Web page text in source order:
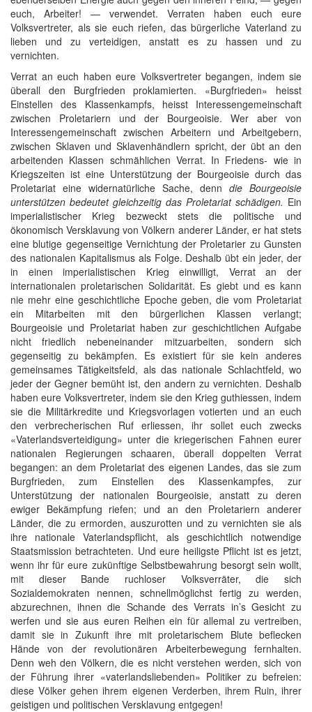
euch, Arbeiter! — verwendet. Verraten haben euch eure
Volksvertreter, als sie euch riefen, das bürgerliche Vaterland zu
lieben und zu verteidigen, anstatt es zu hassen und zu
vernichten.
Verrat an euch haben eure Volksvertreter begangen, indem sie
überall den Burgfrieden proklamierten. «Burgfrieden» heisst
Einstellen des Klassenkampfs, heisst Interessengemeinschaft
zwischen Proletariern und der Bourgeoisie. Wer aber von
Interessengemeinschaft zwischen Arbeitern und Arbeitgebern,
zwischen Sklaven und Sklavenhändlern spricht, der übt an den
arbeitenden Klassen schmählichen Verrat. In Friedens- wie in
Kriegszeiten ist eine Unterstützung der Bourgeoisie durch das
Proletariat eine widernatürliche Sache, denn die Bourgeoisie
unterstützen bedeutet gleichzeitig das Proletariat schädigen. Ein
imperialistischer Krieg bezweckt stets die politische und
ökonomisch Versklavung von Völkern anderer Länder, er hat stets
eine blutige gegenseitige Vernichtung der Proletarier zu Gunsten
des nationalen Kapitalismus als Folge. Deshalb übt ein jeder, der
in einen imperialistischen Krieg einwilligt, Verrat an der
internationalen proletarischen Solidarität. Es giebt und es kann
nie mehr eine geschichtliche Epoche geben, die vom Proletariat
ein Mitarbeiten mit den bürgerlichen Klassen verlangt;
Bourgeoisie und Proletariat haben zur geschichtlichen Aufgabe
nicht friedlich nebeneinander mitzuarbeiten, sondern sich
gegenseitig zu bekämpfen. Es existiert für sie kein anderes
gemeinsames Tätigkeitsfeld, als das nationale Schlachtfeld, wo
jeder der Gegner bemüht ist, den andern zu vernichten. Deshalb
haben eure Volksvertreter, indem sie den Krieg guthiessen, indem
sie die Militärkredite und Kriegsvorlagen votierten und an euch
den verbrecherischen Ruf erliessen, ihr sollet euch zwecks
«Vaterlandsverteidigung» unter die kriegerischen Fahnen eurer
nationalen Regierungen schaaren, überall doppelten Verrat
begangen: an dem Proletariat des eigenen Landes, das sie zum
Burgfrieden, zum Einstellen des Klassenkampfes, zur
Unterstützung der nationalen Bourgeoisie, anstatt zu deren
ewiger Bekämpfung riefen; und an den Proletariern anderer
Länder, die zu ermorden, auszurotten und zu vernichten sie als
ihre nationale Vaterlandspflicht, als geschichtlich notwendige
Staatsmission betrachteten. Und eure heiligste Pflicht ist es jetzt,
wenn ihr für eure zukünftige Selbstbewahrung besorgt sein wollt,
mit dieser Bande ruchloser Volksverräter, die sich
Sozialdemokraten nennen, schnellmöglichst fertig zu werden,
abzurechnen, ihnen die Schande des Verrats in’s Gesicht zu
werfen und sie aus euren Reihen ein für allemal zu vertreiben,
damit sie in Zukunft ihre mit proletarischem Blute beflecken
Hände von der revolutionären Arbeiterbewegung fernhalten.
Denn weh den Völkern, die es nicht verstehen werden, sich von
der Führung ihrer «vaterlandsliebenden» Politiker zu befreien:
diese Völker gehen ihrem eigenen Verderben, ihrem Ruin, ihrer
geistigen und politischen Versklavung entgegen!